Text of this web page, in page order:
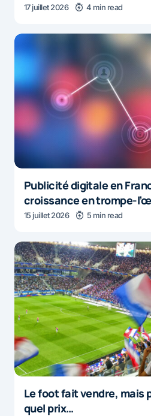
17 juillet 2026 4 min read
Publicité digitale en
croissance en trompe-
15 juillet 2026 5 min read
Le foot fait vendre, mais
quel prix…